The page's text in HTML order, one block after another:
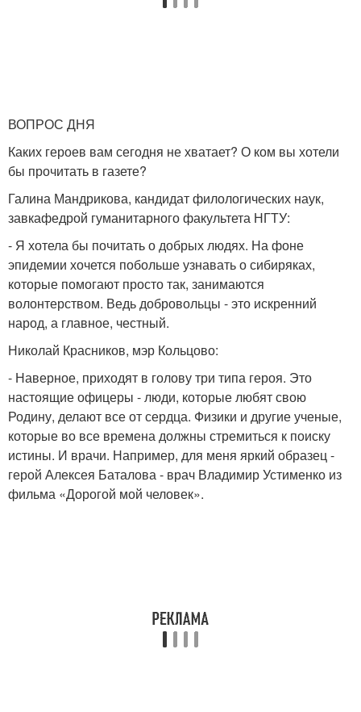
ВОПРОС ДНЯ
Каких героев вам сегодня не хватает? О ком вы хотели
бы прочитать в газете?
Галина Мандрикова, кандидат филологических наук,
завкафедрой гуманитарного факультета НГТУ:
- Я хотела бы почитать о добрых людях. На фоне
эпидемии хочется побольше узнавать о сибиряках,
которые помогают просто так, занимаются
волонтерством. Ведь добровольцы - это искренний
народ, а главное, честный.
Николай Красников, мэр Кольцово:
- Наверное, приходят в голову три типа героя. Это
настоящие офицеры - люди, которые любят свою
Родину, делают все от сердца. Физики и другие ученые,
которые во все времена должны стремиться к поиску
истины. И врачи. Например, для меня яркий образец -
герой Алексея Баталова - врач Владимир Устименко из
фильма «Дорогой мой человек».